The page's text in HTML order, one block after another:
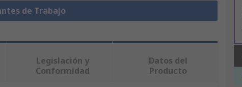
de Trabajo
Legislación y
Conformidad
Datos del
Producto